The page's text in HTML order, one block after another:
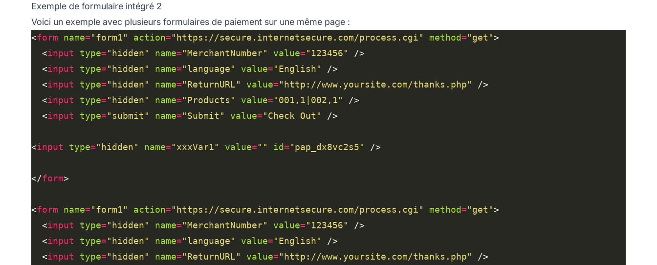
Exemple de formulaire intégré 2
Voici un exemple avec plusieurs formulaires de paiement sur une même page :
<form name="form1" action="https://secure.internetsecure.com/process.cgi" method="get"
  <
input type="hidden" name="MerchantNumber" value="123456"
  <
input type="hidden" name="language" value="English"
  <
input type="hidden" name="ReturnURL" value="http://www.yoursite.com/thanks.php"
  <
input type="hidden" name="Products" value="001,1|002,1"
  <
input type="submit" name="Submit" value="Check Out"
<input type="hidden" name="xxxVar1" value="" id="pap_dx8vc2s5"
</form
<form name="form1" action="https://secure.internetsecure.com/process.cgi" method="get"
  <
input type="hidden" name="MerchantNumber" value="123456"
  <
input type="hidden" name="language" value="English"
  <
input type="hidden" name="ReturnURL" value="http://www.yoursite.com/thanks.php"